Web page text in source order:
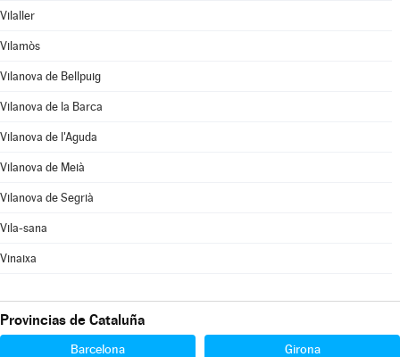
Vilaller
Vilamòs
Vilanova de Bellpuig
Vilanova de la Barca
Vilanova de l'Aguda
Vilanova de Meià
Vilanova de Segrià
Vila-sana
Vinaixa
Provincias de Cataluña
Barcelona Girona